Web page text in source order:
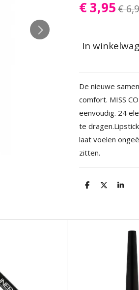
€ 3,95€
In
De nieuwe
comfort. MISS
eenvoudig. 24
te
laat voelen
zitten.
D
D
S